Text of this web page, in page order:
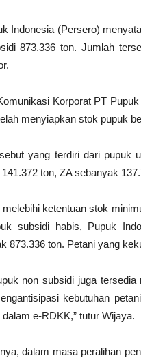
Indonesia (Persero)
873.336 ton. Jumlah
Korporat PT
menyiapkan stok pupuk
yang terdiri dari pupuk
ton, ZA sebanyak
melebihi ketentuan stok
subsidi habis, Pupuk
873.336 ton. Petani yang
non subsidi juga
kebutuhan
e-RDKK,” tutur Wijaya.
dalam masa peralihan